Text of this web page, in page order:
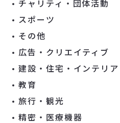
チャリティ・団体活動
スポーツ
その他
広告・クリエイティブ
建設・住宅・インテリア
教育
旅行・観光
精密・医療機器